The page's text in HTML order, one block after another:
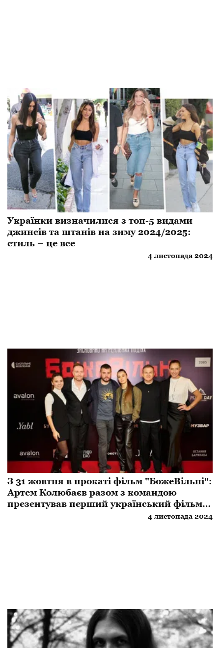
Українки визначилися з топ-5 видами
джинсів та штанів на зиму 2024/2025:
стиль – це все
4 листопада 2024
З 31 жовтня в прокаті фільм "БожеВільні":
Артем Колюбаєв разом з командою
презентував перший український фільм
про радянську каральну психіатрію4 листопада 2024